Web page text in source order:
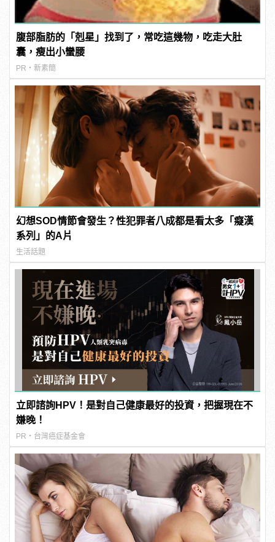
腹部脂肪的「剋星」找到了，常吃這幾物，吃走大肚
囊，瘦出小蠻腰
PR・新素簡
幻想SOD情節會發生？性犯罪者八成都是看太多「癡漢
系列」的A片
生活話題
立即諮詢HPV！是對自己健康最好的投資，把握現在不
嫌晚！
PR・台灣癌症基金會